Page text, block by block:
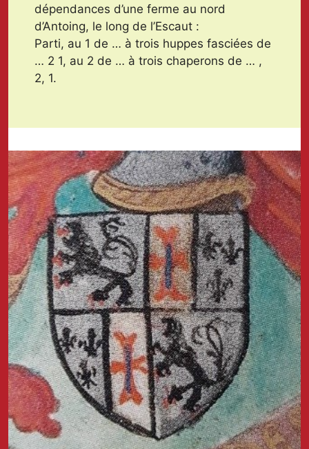
dépendances d’une ferme au nord
d’Antoing, le long de l’Escaut :
Parti, au 1 de … à trois huppes fasciées de
… 2 1, au 2 de … à trois chaperons de … ,
2, 1.